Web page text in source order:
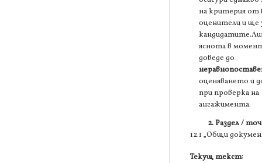
на критерия от
оценители и ще
яснота в
доведе до
оценяването и
при проверка на
ангажимента.
2. Раздел /
12.1 „Общи
Текущ текст: